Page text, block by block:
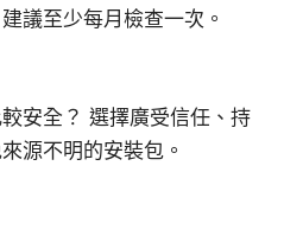
議至少每月檢查一次。
安全？ 選擇廣受信任、持
源不明的安裝包。